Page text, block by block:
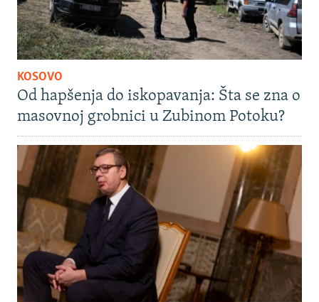
KOSOVO
Od hapšenja do iskopavanja: Šta se zna o
masovnoj grobnici u Zubinom Potoku?